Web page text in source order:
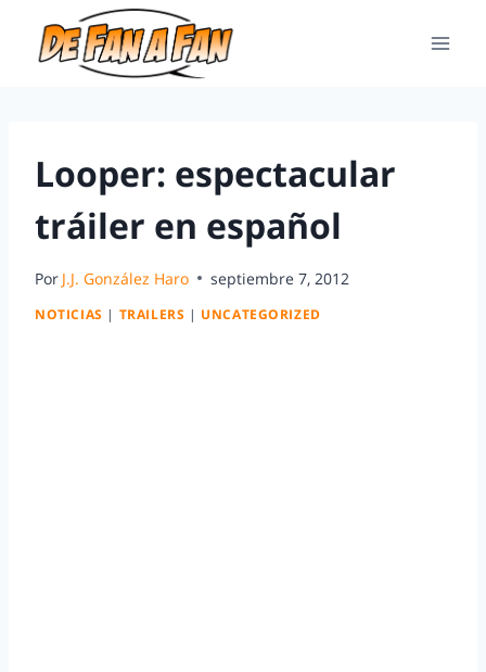
Looper: espectacular
tráiler en español
Por J.J. González Haro septiembre 7, 2012
NOTICIAS | TRAILERS | UNCATEGORIZED